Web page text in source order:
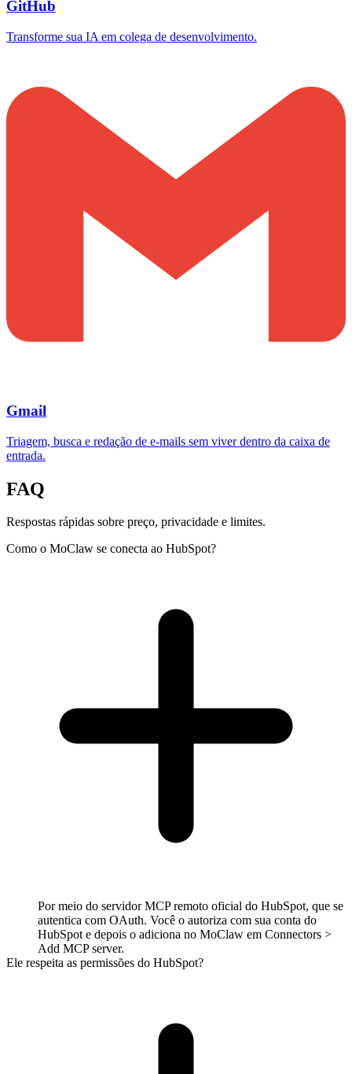
GitHub
Transforme sua IA em colega de desenvolvimento.
Gmail
Triagem, busca e redação de e-mails sem viver dentro da caixa de
entrada.
FAQ
Respostas rápidas sobre preço, privacidade e limites.
Como o MoClaw se conecta ao HubSpot?
Por meio do servidor MCP remoto oficial do HubSpot, que se
autentica com OAuth. Você o autoriza com sua conta do
HubSpot e depois o adiciona no MoClaw em Connectors >
Add MCP server.
Ele respeita as permissões do HubSpot?